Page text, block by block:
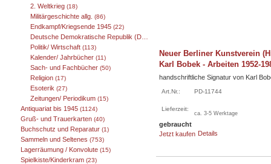
2. Weltkrieg (18)
Militärgeschichte allg. (86)
Endkampf/Kriegsende 1945 (22)
Deutsche Demokratische Republik (DDR)
Politik/ Wirtschaft (113)
Kalender/ Jahrbücher (11)
Sach- und Fachbücher (50)
Religion (17)
Esoterik (27)
Zeitungen/ Periodikum (15)
Antiquariat bis 1945 (1124)
Gruß- und Trauerkarten (40)
Buchschutz und Reparatur (1)
Sammeln und Seltenes (753)
Lagerräumung / Konvolute (15)
Spielkiste/Kinderkram (23)
Neuer Berliner Kunstverein
Karl Bobek - Arbeiten 1952-
handschriftliche Signatur von Karl
Art.Nr.: PD-11744
Lieferzeit:
ca. 3-5 Werktage
gebraucht
Jetzt kaufen Details